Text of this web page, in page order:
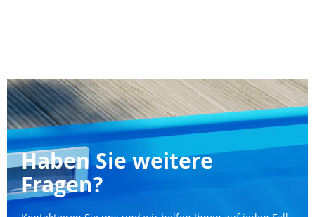
Haben Sie weitere
Fragen?